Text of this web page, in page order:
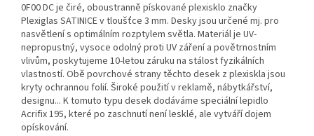
0F00 DC je čiré, oboustranně pískované plexisklo značky
Plexiglas SATINICE v tloušťce 3 mm. Desky jsou určené mj. pro
nasvětlení s optimálním rozptylem světla. Materiál je UV-
nepropustný, vysoce odolný proti UV záření a povětrnostním
vlivům, poskytujeme 10-letou záruku na stálost fyzikálních
vlastností. Obě povrchové strany těchto desek z plexiskla jsou
kryty ochrannou folií. Široké použití v reklamě, nábytkářství,
designu... K tomuto typu desek dodáváme speciální lepidlo
Acrifix 195, které po zaschnutí není lesklé, ale vytváří dojem
opískování.